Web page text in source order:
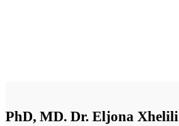
PhD, MD. Dr. Eljona Xhelili